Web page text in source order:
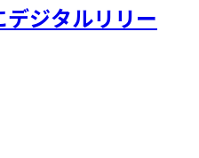
ジタルリリー